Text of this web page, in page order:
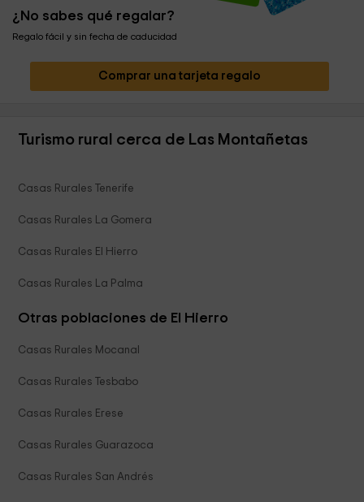
¿No sabes qué regalar?
Regalo fácil y sin fecha de caducidad
Comprar una tarjeta regalo
Turismo rural cerca de Las Montañetas
Casas Rurales Tenerife
Casas Rurales La Gomera
Casas Rurales El Hierro
Casas Rurales La Palma
Otras poblaciones de El Hierro
Casas Rurales Mocanal
Casas Rurales Tesbabo
Casas Rurales Erese
Casas Rurales Guarazoca
Casas Rurales San Andrés